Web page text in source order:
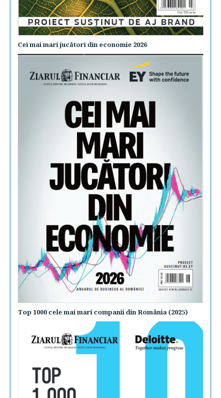
Cei mai mari jucători din economie 2026
Top 1000 cele mai mari companii din România (2025)